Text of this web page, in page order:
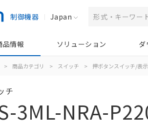
制御機器 Japan
品情報 ソリューション ダ
> 商品カテゴリ > スイッチ > 押ボタンスイッチ/表
チ
3ML-NRA-